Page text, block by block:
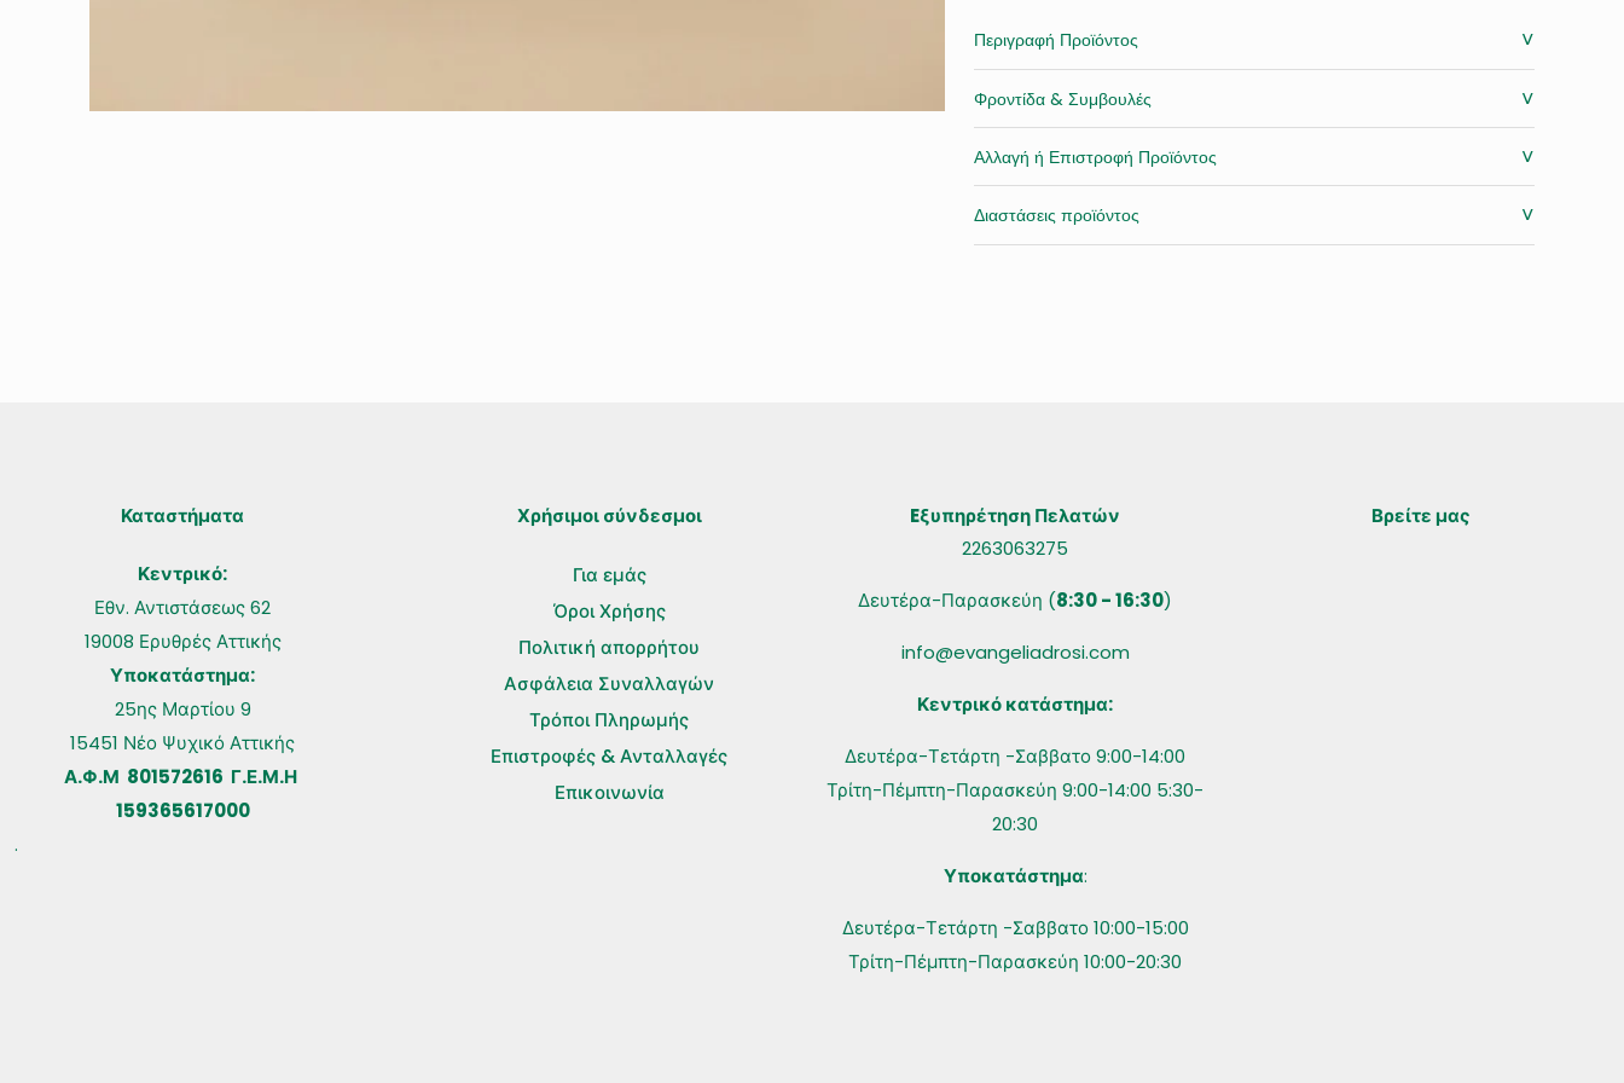
ποσότητα
Περιγραφή Προϊόντος ˅
Φροντίδα & Συμβουλές ˅
Αλλαγή ή Επιστροφή Προϊόντος ˅
Διαστάσεις προϊόντος ˅
Καταστήματα
Κεντρικό:
Εθν. Αντιστάσεως 62
19008 Ερυθρές Αττικής
Υποκατάστημα:
25ης Μαρτίου 9
15451 Νέο Ψυχικό Αττικής
Α.Φ.Μ 801572616 Γ.Ε.Μ.Η
159365617000
.
Χρήσιμοι σύνδεσμοι
Για εμάς
Όροι Χρήσης
Πολιτική απορρήτου
Ασφάλεια Συναλλαγών
Τρόποι Πληρωμής
Επιστροφές & Ανταλλαγές
Επικοινωνία
Eξυπηρέτηση Πελατών
2263063275
Δευτέρα-Παρασκεύη (8:30 - 16:30)
info@evangeliadrosi.com
Κεντρικό κατάστημα:
Δευτέρα-Τετάρτη -Σαββατο 9:00-14:00
Τρίτη-Πέμπτη-Παρασκεύη 9:00-14:00 5:30-
20:30
Υποκατάστημα:
Δευτέρα-Τετάρτη -Σαββατο 10:00-15:00
Τρίτη-Πέμπτη-Παρασκεύη 10:00-20:30
Βρείτε μας